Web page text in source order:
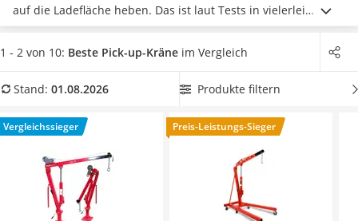
Doppelschleifer
Überwachungskamera
Benzinrasenmäher mit Elektrostart
Löschdecke
Winterharte Palmen
Gasdurchlauferhitzer
auf die Ladefläche heben. Das ist laut Tests in vielerlei
Bereichen sehr praktisch, z. B.beim Transportieren von
schweren Lastenauf dem Bau. Ein wichtiges Merkmal ist die
Lasthakens. Wählen Sie jetzt einen Pick-up-Kran mit
Gegenstände mit dem Kran anheben möchten. Überzeugt hat
uns hier im August 2026 besonders das ModellApex 06157
mit seinen Eigenschaften.
1 - 2 von 10: Beste Pick-up-Kräne im Vergleich
Stand: 01.08.2026 Produkte filtern
Vergleichssieger Preis-Leistungs-Sieger